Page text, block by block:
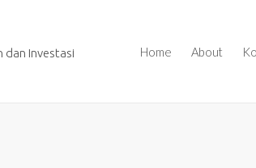
dan Investasi Home About